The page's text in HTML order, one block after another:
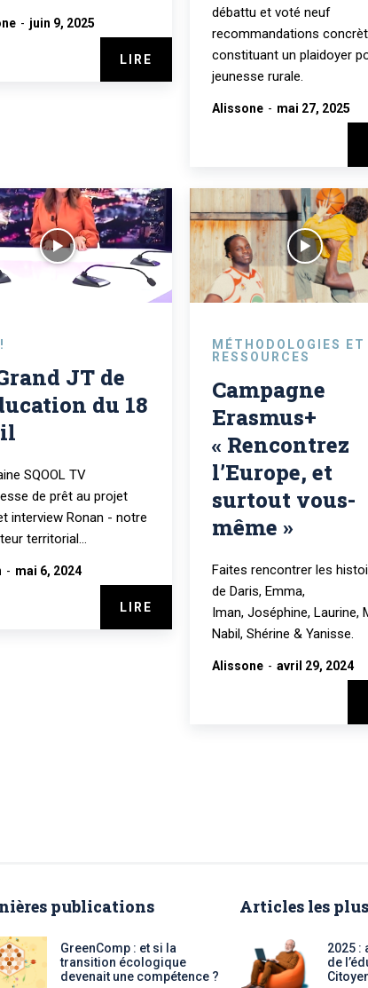
- juin 9, 2025
LIRE
débattu et voté neuf
recommandations
constituant un plaidoyer
jeunesse rurale.
Alissone - mai 27, 2025
JT de
du 18
SQOOL TV
de prêt au projet
interview Ronan - notre
territorial...
- mai 6, 2024
LIRE
MÉTHODOLOGIES ET
RESSOURCES
Campagne
Erasmus+
« Rencontrez
l’Europe, et
surtout vous-
même »
Faites rencontrer les
de Daris, Emma,
Iman, Joséphine, Laurine,
Nabil, Shérine & Yanisse.
Alissone - avril 29, 2024
publications
GreenComp : et si la
transition écologique
devenait une compétence ?
Articles les
2025 :
de